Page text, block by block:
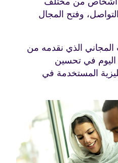
وفتح المجال
الذي نقدمه من
اليوم في تحسين
المستخدمة في